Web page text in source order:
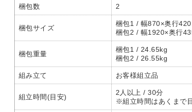
梱包数 2
梱包サイズ
梱包1 / 幅870×奥行
梱包2 / 幅1920×奥行
梱包重量
梱包1 / 24.65kg
梱包2 / 26.55kg
組み立て お客様組立品
組立時間(目安)
2人以上 / 30分
※組立時間はあくまで